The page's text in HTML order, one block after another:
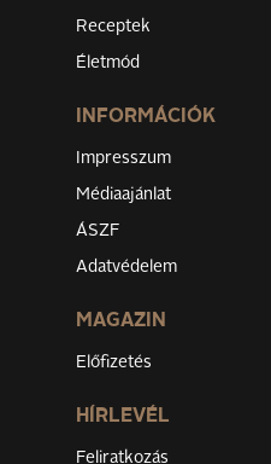
Receptek
Életmód
INFORMÁCIÓK
Impresszum
Médiaajánlat
ÁSZF
Adatvédelem
MAGAZIN
Előfizetés
HÍRLEVÉL
Feliratkozás